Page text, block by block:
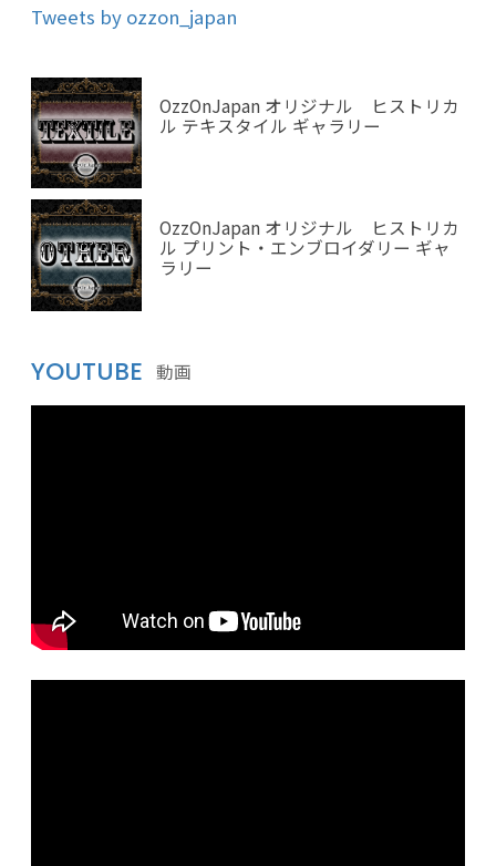
Tweets by ozzon_japan
OzzOnJapan オリジナル ヒストリカ
ル テキスタイル ギャラリー
OzzOnJapan オリジナル ヒストリカ
ル プリント・エンブロイダリー ギャ
ラリー
YOUTUBE 動画